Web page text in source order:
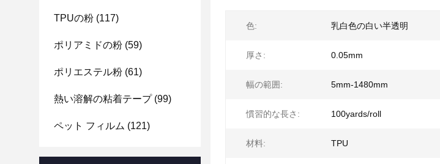
TPUの粉 (117)
ポリアミドの粉 (59)
ポリエステル粉 (61)
熱い溶解の粘着テープ(99)
ペット フィルム (121)
色: 乳白色の白い半透明
厚さ: 0.05mm
幅の範囲: 5mm-1480mm
慣習的な長さ: 100yards/roll
材料: TPU